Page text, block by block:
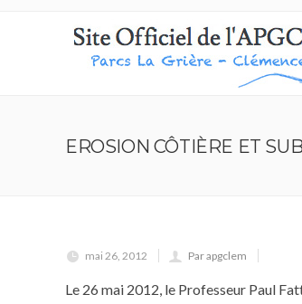
EROSION CÔTIÈRE ET
mai 26, 2012 Par apgclem
Le 26 mai 2012, le Professeur Paul